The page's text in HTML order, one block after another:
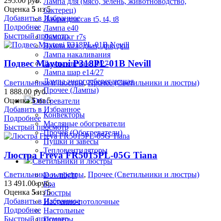
бактерец)
Лампа для сав t5, t4, t8
Лампа е40
Лампа кг r7s
Лампа мгл, днат, дрв, дрл
Лампа накаливания
Лампа свеча е14/27
Лампа шар е14/27
Лампа энергосберегающая
Прочее (Лампы)
Обогреватели
Конвекторы
Масляные обогреватели
Прочее (Обогреватели)
Пушки и завесы
Тепловентиляторы
Светильники и люстры
Downlight
Бра
Люстры
Настенно-потолочные
Настольные
Подвесы
Оценка 5 из 5
Добавить в Избранное
Подробнее
Быстрый просмотр
Подвес Maytoni P318PL-01B Nevill
Светильники и люстры,Прочее (Светильники и люстры)
1 888.00 руб.
Оценка5из 5
Добавить в Избранное
Подробнее
Быстрый просмотр
Люстра Freya FR5015PL-05G Tiana
Светильники и люстры, Прочее (Светильники и люстры)
13 491.00руб.
Оценка 5из 5
Добавить в Избранное
Подробнее
Быстрый просмотр